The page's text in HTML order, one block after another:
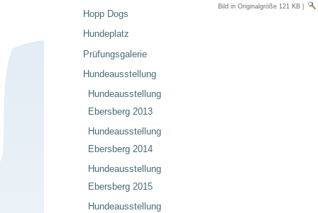
Bild in Originalgröße 121 KB|
Hopp Dogs
Hundeplatz
Prüfungsgalerie
Hundeausstellung
Hundeausstellung
Ebersberg 2013
Hundeausstellung
Ebersberg 2014
Hundeausstellung
Ebersberg 2015
Hundeausstellung